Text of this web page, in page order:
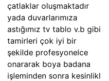
çatlaklar oluşmaktadır
yada duvarlarımıza
astığımız tv tablo v.b gibi
tamirleri çok iyi bir
şekilde profesyonelce
onararak boya badana
işleminden sonra kesinlikl